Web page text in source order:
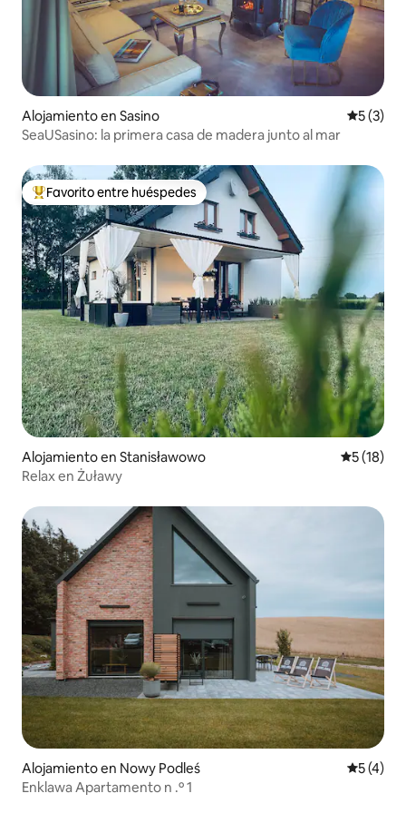
Alojamiento en Sasino
5 (3)
SeaUSasino: la primera casa de madera junto al mar
Favorito entre huéspedes preferido
Favorito entre huéspedes
Alojamiento en Stanisławowo
5 (18)
Relax en Żuławy
Alojamiento en Nowy Podleś
5 (4)
Enklawa Apartamento n .º 1